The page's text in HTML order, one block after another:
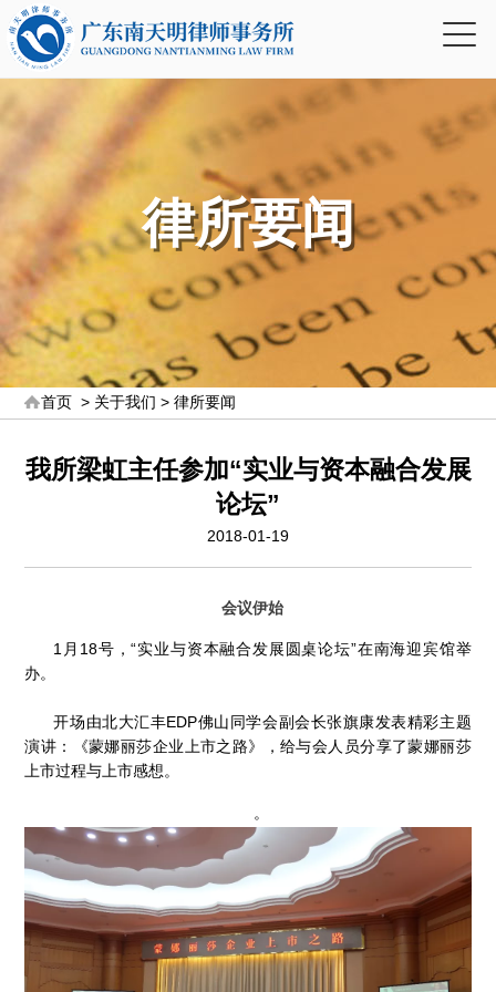
律所要闻
首页 > 关于我们 >律所要闻
我所梁虹主任参加“实业与资本融合发展
论坛”
2018-01-19
会议伊始
1月18号，“实业与资本融合发展圆桌论坛”在南海迎宾馆举
办。
开场由北大汇丰EDP佛山同学会副会长张旗康发表精彩主题
演讲：《蒙娜丽莎企业上市之路》，给与会人员分享了蒙娜丽莎
上市过程与上市感想。
。